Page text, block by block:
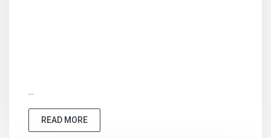
...
READ MORE